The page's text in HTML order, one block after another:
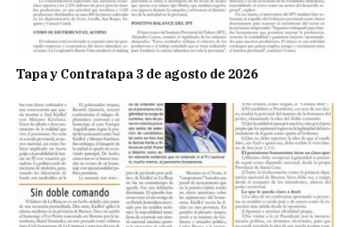
Tapa y Contratapa 3 de agosto de 2026